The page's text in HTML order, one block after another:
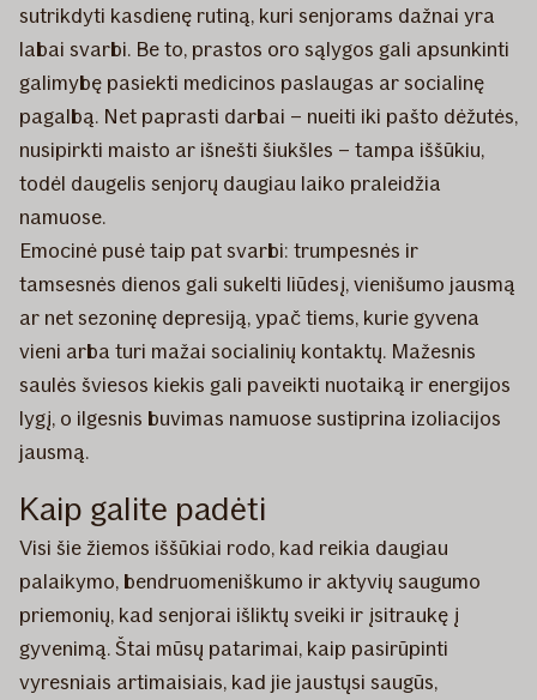
sutrikdyti kasdienę rutiną, kuri senjorams dažnai yra
labai svarbi. Be to, prastos oro sąlygos gali apsunkinti
galimybę pasiekti medicinos paslaugas ar socialinę
pagalbą. Net paprasti darbai – nueiti iki pašto dėžutės,
nusipirkti maisto ar išnešti šiukšles – tampa iššūkiu,
todėl daugelis senjorų daugiau laiko praleidžia
namuose.
Emocinė pusė taip pat svarbi: trumpesnės ir
tamsesnės dienos gali sukelti liūdesį, vienišumo jausmą
ar net sezoninę depresiją, ypač tiems, kurie gyvena
vieni arba turi mažai socialinių kontaktų. Mažesnis
saulės šviesos kiekis gali paveikti nuotaiką ir energijos
lygį, o ilgesnis buvimas namuose sustiprina izoliacijos
jausmą.
Kaip galite padėti
Visi šie žiemos iššūkiai rodo, kad reikia daugiau
palaikymo, bendruomeniškumo ir aktyvių saugumo
priemonių, kad senjorai išliktų sveiki ir įsitraukę į
gyvenimą. Štai mūsų patarimai, kaip pasirūpinti
vyresniais artimaisiais, kad jie jaustųsi saugūs,